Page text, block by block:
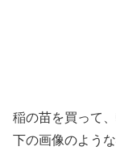
稲の苗を買って
下の画像のよう